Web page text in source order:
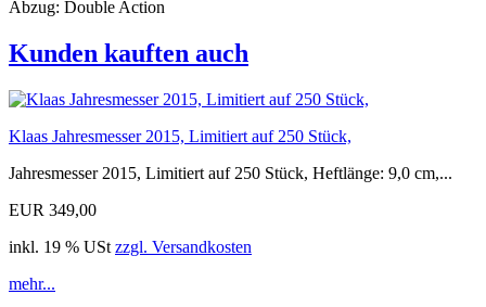
Abzug: Double Action
Kunden kauften auch
Klaas Jahresmesser 2015, Limitiert auf 250 Stück,
Jahresmesser 2015, Limitiert auf 250 Stück, Heftlänge: 9,0 cm,...
EUR 349,00
inkl. 19 % USt zzgl. Versandkosten
mehr...